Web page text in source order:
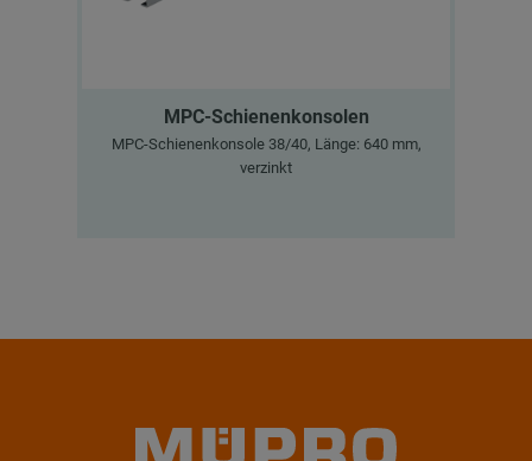
MPC-Schienenkonsolen
MPC-Schienenkonsole 38/40, Länge: 640 mm,
verzinkt